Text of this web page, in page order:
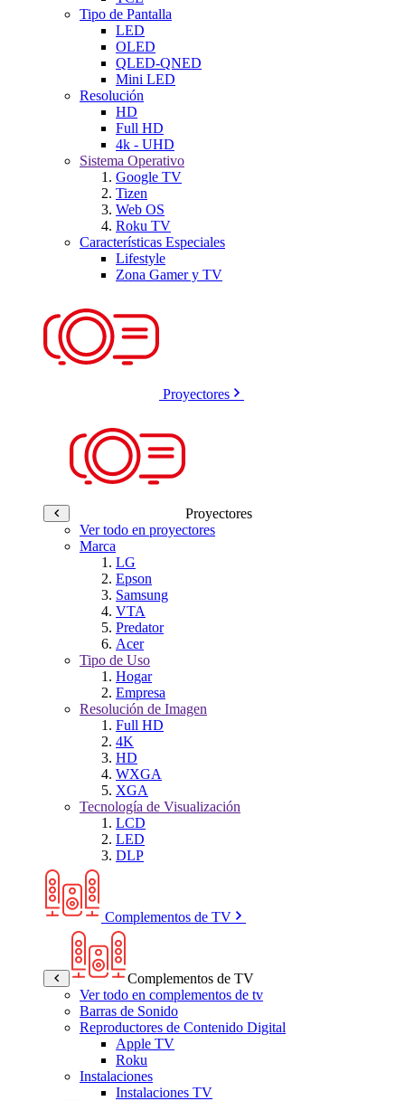
Tipo de Pantalla
LED
OLED
QLED-QNED
Mini LED
Resolución
HD
Full HD
4k - UHD
Sistema Operativo
Google TV
Tizen
Web OS
Roku TV
Características Especiales
Lifestyle
Zona Gamer y TV
Proyectores
Proyectores
Ver todo en proyectores
Marca
LG
Epson
Samsung
VTA
Predator
Acer
Tipo de Uso
Hogar
Empresa
Resolución de Imagen
Full HD
4K
HD
WXGA
XGA
Tecnología de Visualización
LCD
LED
DLP
Complementos de TV
Complementos de TV
Ver todo en complementos de tv
Barras de Sonido
Reproductores de Contenido Digital
Apple TV
Roku
Instalaciones
Instalaciones TV